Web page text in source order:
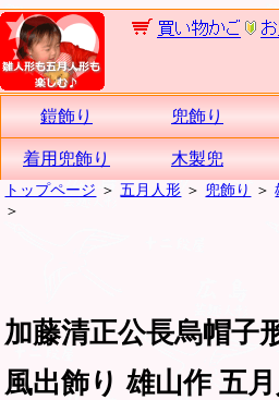
鎧飾り 兜飾り
着用兜飾り 木製兜
トップページ ＞五月人形 ＞ 兜飾り ＞
＞
加藤清正公長烏帽子
風出飾り 雄山作 五